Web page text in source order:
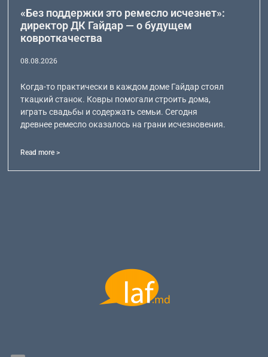
«Без поддержки это ремесло исчезнет»:
директор ДК Гайдар — о будущем
ковроткачества
08.08.2026
Когда-то практически в каждом доме Гайдар стоял
ткацкий станок. Ковры помогали строить дома,
играть свадьбы и содержать семьи. Сегодня
древнее ремесло оказалось на грани исчезновения.
Read more >